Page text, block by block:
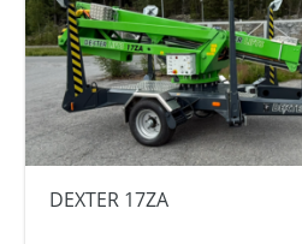
DEXTER 17ZA